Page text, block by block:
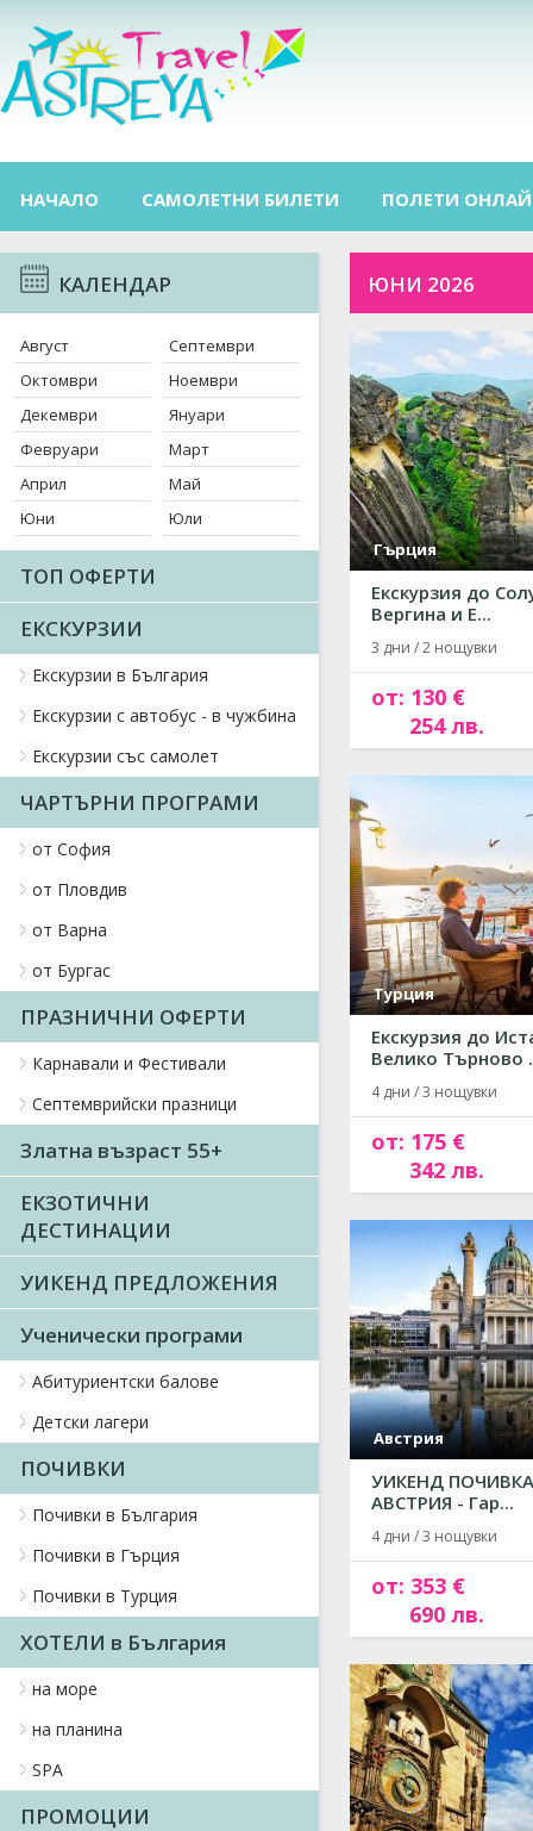
НАЧАЛО САМОЛЕТНИ БИЛЕТИ ПОЛЕТИ
КАЛЕНДАР
Август
Септември
Октомври
Ноември
Декември
Януари
Февруари
Март
Април
Май
Юни
Юли
ТОП ОФЕРТИ
ЕКСКУРЗИИ
Екскурзии в България
Екскурзии с автобус - в чужбина
Екскурзии със самолет
ЧАРТЪРНИ ПРОГРАМИ
от София
от Пловдив
от Варна
от Бургас
ПРАЗНИЧНИ ОФЕРТИ
Карнавали и Фестивали
Септемврийски празници
Златна възраст 55+
ЕКЗОТИЧНИ
ДЕСТИНАЦИИ
УИКЕНД ПРЕДЛОЖЕНИЯ
Ученически програми
Абитуриентски балове
Детски лагери
ПОЧИВКИ
Почивки в България
Почивки в Гърция
Почивки в Турция
ХОТЕЛИ в България
на море
на планина
SPA
ПРОМОЦИИ
ЮНИ 2026
Гърция
Екскурзия до
Вергина и Е...
3 дни / 2 нощувки
от: 130 €
254 лв.
Турция
Екскурзия до
Велико Търново
4 дни / 3 нощувки
от: 175 €
342 лв.
Австрия
УИКЕНД
АВСТРИЯ - Гар...
4 дни / 3 нощувки
от: 353 €
690 лв.